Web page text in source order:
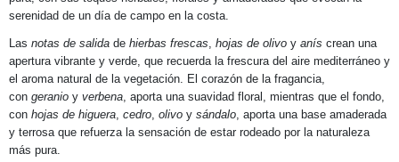
serenidad de un día de campo en la costa.
Las notas de salidade hierbas frescas hojas de olivoy anís crean una
apertura vibrante y verde, que recuerda la frescura del aire mediterráneo y
el aroma natural de la vegetación. El corazón de la fragancia,
con geranioy verbena, aporta una suavidad floral, mientras que el fondo,
con hojas de higuera, cedro, olivoy sándalo, aporta una base amaderada
y terrosa que refuerza la sensación de estar rodeado por la naturaleza
más pura.